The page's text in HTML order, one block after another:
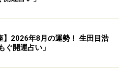
」
つ当たりはNG。平常心が大
】2026年8月の運勢！ 生田目浩
ぐ開運占い」